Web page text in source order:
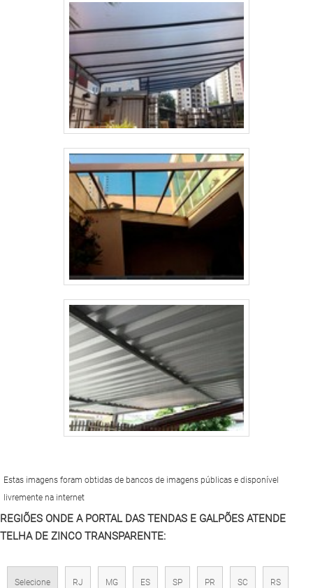
Estas imagens foram obtidas de bancos de imagens públicas e disponível
livremente na internet
REGIÕES ONDE A PORTAL DAS TENDAS E GALPÕES ATENDE
TELHA DE ZINCO TRANSPARENTE:
Selecione RJ MG ES SP PR SC RS